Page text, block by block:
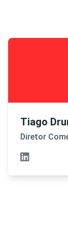
Tiago
Diretor